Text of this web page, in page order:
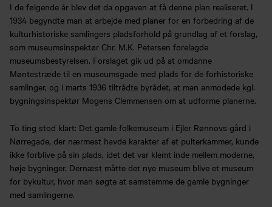
I de følgende år blev det da opgaven at få denne plan realiseret. I
1934 begyndte man at arbejde med planer for en forbedring af de
kulturhistoriske samlingers pladsforhold på grundlag af et forslag,
som museumsinspektør Chr. M.K. Petersen forelagde
museumsbestyrelsen. Forslaget gik ud på at omdanne
Møntestræde til en museumsgade med plads for de forhistoriske
samlinger, og i marts 1936 tiltrådte byrådet, at man anmodede kgl.
bygningsinspektør Mogens Clemmensen om at udforme planerne.
To ting stod klart: Det gamle folkemuseum i Ejler Rønnovs gård i
Nørregade, der nærmest havde karakter af et pulterkammer, kunde
ikke forblive på sin plads, idet det var klemt inde mellem moderne,
høje bygninger. Dernæst måtte det nye museum blive et museum
for bykultur, hvor man søgte at samstemme de gamle bygninger
med samlingerne.